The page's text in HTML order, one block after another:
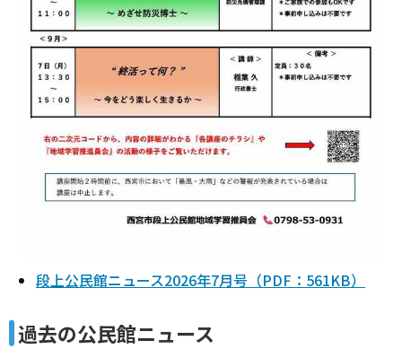
段上公民館ニュース2026年7月号（PDF：561KB）
過去の公民館ニュース